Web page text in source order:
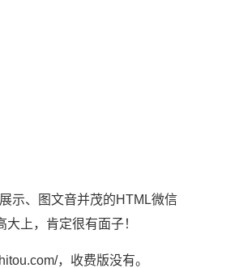
示、图文音并茂的HTML微信
上，肯定很有面子！
，收费版没有。